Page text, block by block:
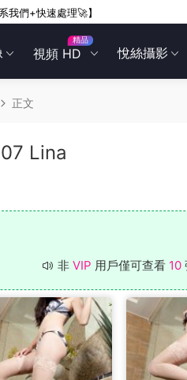
視頻 HD
精品
悅絲攝影
我們+快速處理🚀】
正文
Lina
非 VIP 用戶僅可查看 10